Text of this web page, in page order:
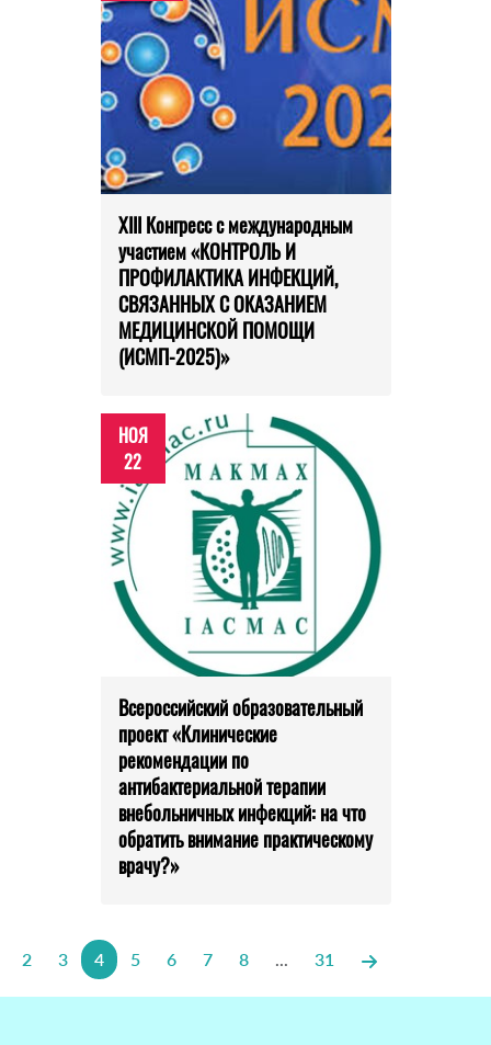
XIII Конгресс с международным
участием «КОНТРОЛЬ И
ПРОФИЛАКТИКА ИНФЕКЦИЙ,
СВЯЗАННЫХ С ОКАЗАНИЕМ
МЕДИЦИНСКОЙ ПОМОЩИ
(ИСМП-2025)»
НОЯ
22
Всероссийский образовательный
проект «Клинические
рекомендации по
антибактериальной терапии
внебольничных инфекций: на что
обратить внимание практическому
врачу?»
2 3 4 5 6 7 8 ... 31